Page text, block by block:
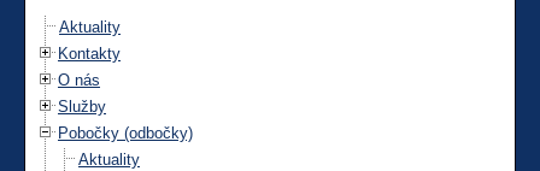
Aktuality
Kontakty
O nás
Služby
Pobočky (odbočky)
Aktuality